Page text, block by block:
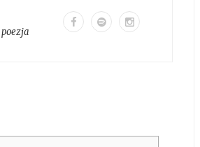
poezja